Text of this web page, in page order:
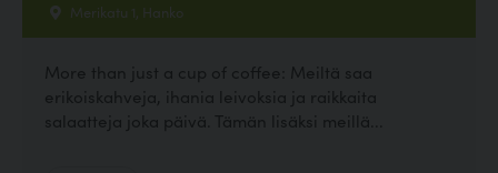
Merikatu 1, Hanko
More than just a cup of coffee: Meiltä saa
erikoiskahveja, ihania leivoksia ja raikkaita
salaatteja joka päivä. Tämän lisäksi meillä...